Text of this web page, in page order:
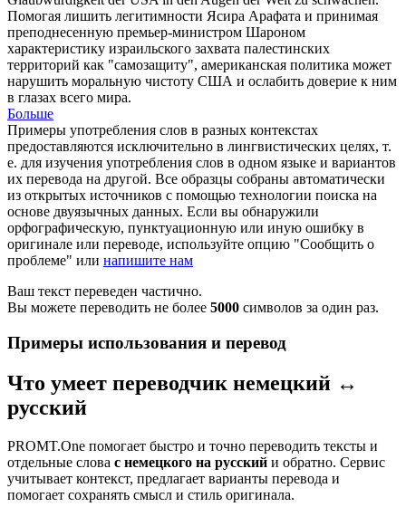
Помогая лишить легитимности Ясира Арафата и принимая
преподнесенную премьер-министром Шароном
характеристику израильского захвата палестинских
территорий как "самозащиту", американская политика может
нарушить моральную чистоту США и ослабить доверие к ним
в глазах всего мира.
Больше
Примеры употребления слов в разных контекстах
предоставляются исключительно в лингвистических целях, т.
е. для изучения употребления слов в одном языке и вариантов
их перевода на другой. Все образцы собраны автоматически
из открытых источников с помощью технологии поиска на
основе двуязычных данных. Если вы обнаружили
орфографическую, пунктуационную или иную ошибку в
оригинале или переводе, используйте опцию "Сообщить о
проблеме" или напишите нам
Ваш текст переведен частично.
Вы можете переводить не более 5000 символов за один раз.
Примеры использования и перевод
Что умеет переводчик немецкий ↔
русский
PROMT.One помогает быстро и точно переводить тексты и
отдельные слова с немецкого на русский и обратно. Сервис
учитывает контекст, предлагает варианты перевода и
помогает сохранять смысл и стиль оригинала.